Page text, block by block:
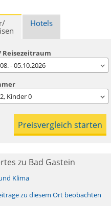
Hotels
Reisezeitraum
- 05.10.2026
2, Kinder0
zu Bad Gastein
Klima
zu diesem Ort beobachten